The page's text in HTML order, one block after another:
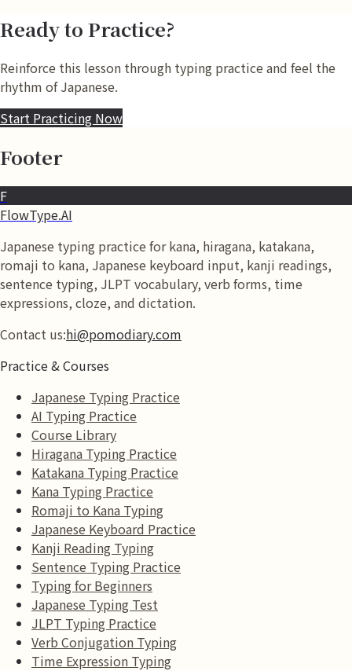
Ready to Practice?
Reinforce this lesson through typing practice and feel the
rhythm of Japanese.
Start Practicing Now
Footer
F
FlowType.AI
Japanese typing practice for kana, hiragana, katakana,
romaji to kana, Japanese keyboard input, kanji readings,
sentence typing, JLPT vocabulary, verb forms, time
expressions, cloze, and dictation.
Contact us:hi@pomodiary.com
Practice & Courses
Japanese Typing Practice
AI Typing Practice
Course Library
Hiragana Typing Practice
Katakana Typing Practice
Kana Typing Practice
Romaji to Kana Typing
Japanese Keyboard Practice
Kanji Reading Typing
Sentence Typing Practice
Typing for Beginners
Japanese Typing Test
JLPT Typing Practice
Verb Conjugation Typing
Time Expression Typing